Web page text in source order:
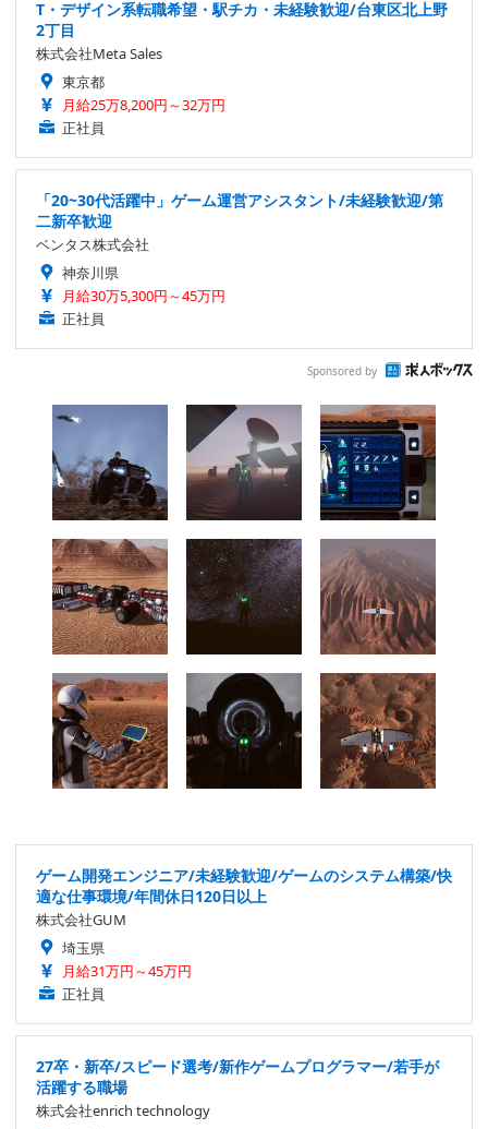
T・デザイン系転職希望・駅チカ・未経験歓迎/台東区北上野
2丁目
株式会社Meta Sales
東京都
月給25万8,200円～32万円
正社員
「20~30代活躍中」ゲーム運営アシスタント/未経験歓迎/第
二新卒歓迎
ベンタス株式会社
神奈川県
月給30万5,300円～45万円
正社員
Sponsored by
ゲーム開発エンジニア/未経験歓迎/ゲームのシステム構築/快
適な仕事環境/年間休日120日以上
株式会社GUM
埼玉県
月給31万円～45万円
正社員
27卒・新卒/スピード選考/新作ゲームプログラマー/若手が
活躍する職場
株式会社enrich technology